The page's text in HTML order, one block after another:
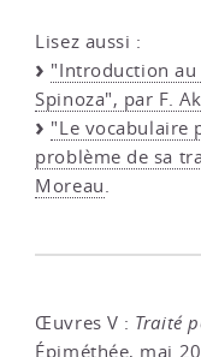
Lisez aussi :
"Introduction
Spinoza", par F.
"Le vocabulaire
problème de sa
Moreau.
Œuvres V : Traité
Épiméthée, mai